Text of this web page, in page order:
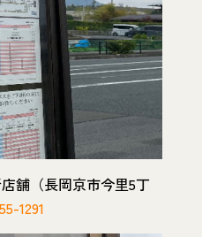
舗（長岡京市今里5丁
1291